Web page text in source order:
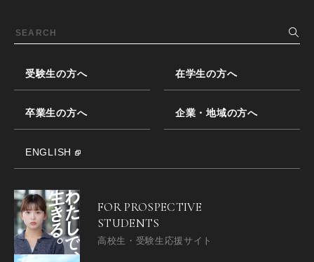
受験生の方へ 在学生の方へ
卒業生の方へ 企業・地域の方へ
ENGLISH
FOR PROSPECTIVE
STUDENTS
高校生・受験生応援サイト